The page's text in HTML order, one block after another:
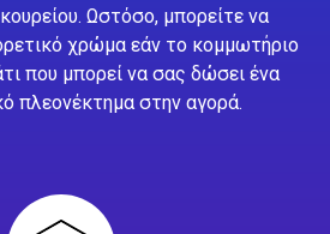
Ωστόσο, μπορείτε να
χρώμα εάν το κομμωτήριο
που μπορεί να σας δώσει ένα
πλεονέκτημα στην αγορά.